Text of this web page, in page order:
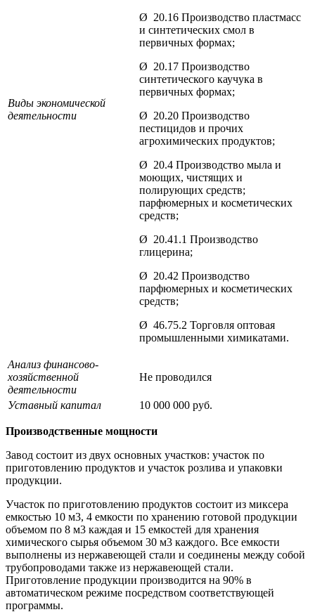
Виды экономической
деятельности
Ø 20.16 Производство пластмасс
и синтетических смол в
первичных формах;
Ø 20.17 Производство
синтетического каучука в
первичных формах;
Ø 20.20 Производство
пестицидов и прочих
агрохимических продуктов;
Ø 20.4 Производство мыла и
моющих, чистящих и
полирующих средств;
парфюмерных и косметических
средств;
Ø 20.41.1 Производство
глицерина;
Ø 20.42 Производство
парфюмерных и косметических
средств;
Ø 46.75.2 Торговля оптовая
промышленными химикатами.
Анализ финансово-
хозяйственной
деятельности
Не проводился
Уставный капитал 10 000 000 руб.
Производственные мощности
Завод состоит из двух основных участков: участок по
приготовлению продуктов и участок розлива и упаковки
продукции.
Участок по приготовлению продуктов состоит из миксера
емкостью 10 м3, 4 емкости по хранению готовой продукции
объемом по 8 м3 каждая и 15 емкостей для хранения
химического сырья объемом 30 м3 каждого. Все емкости
выполнены из нержавеющей стали и соединены между собой
трубопроводами также из нержавеющей стали.
Приготовление продукции производится на 90% в
автоматическом режиме посредством соответствующей
программы.